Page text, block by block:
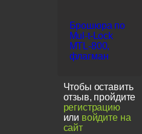
Брошюра по
Mul-t-Lock
MTL-800,
флагман
Чтобы оставить
отзыв, пройдите
регистрацию
или войдите на
сайт